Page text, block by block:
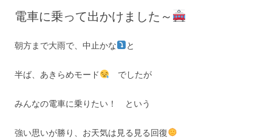
ス
キ
電車に乗って出かけました～
朝方まで大雨で、中止かな と
半ば、あきらめモード でしたが
みんなの電車に乗りたい！ という
強い思いが勝り、お天気は見る見る回復